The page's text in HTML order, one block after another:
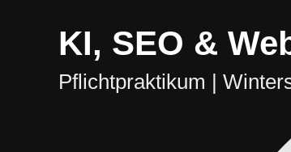
KI, SEO &
Pflichtpraktikum |